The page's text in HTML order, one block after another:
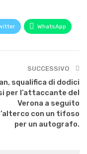
WhatsApp
SUCCESSIVO
squalifica di dodici
per l’attaccante del
Verona a seguito
con un tifoso
per un autografo.